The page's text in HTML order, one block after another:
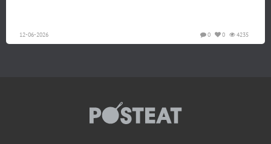
12-06-2026 4235
0
0